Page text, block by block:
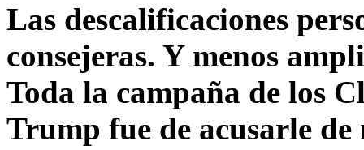
Las descalificaciones
consejeras. Y menos
Toda la campaña de los
Trump fue de acusarle